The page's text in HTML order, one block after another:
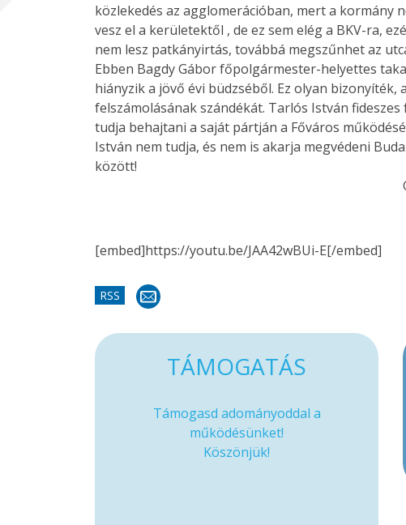
közlekedés az agglomerációban, mert a kormány
vesz el a kerületektől , de ez sem elég a BKV-ra,
nem lesz patkányirtás, továbbá megszűnhet az
Ebben Bagdy Gábor főpolgármester-helyettes
hiányzik a jövő évi büdzséből. Ez olyan
felszámolásának szándékát. Tarlós István
tudja behajtani a saját pártján a Főváros
István nem tudja, és nem is akarja megvédeni
között!
[embed]https://youtu.be/JAA42wBUi-E[/embed]
RSS
TÁMOGATÁS
Támogasd adományoddal a
működésünket!
Köszönjük!